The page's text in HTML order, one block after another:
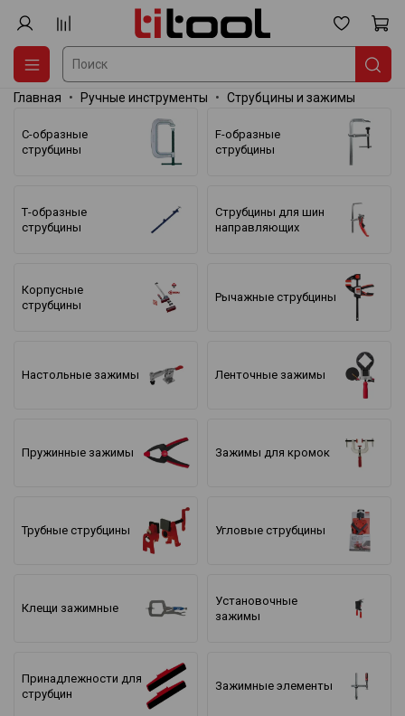
Главная Ручные инструменты Струбцины и зажимы
С-образные
струбцины
F-образные
струбцины
Т-образные
струбцины
Струбцины для шин
направляющих
Корпусные
струбцины
Рычажные струбцины
Настольные зажимы Ленточные зажимы
Пружинные зажимы Зажимы для кромок
Трубные струбцины Угловые струбцины
Клещи зажимные
Установочные
зажимы
Принадлежности для
струбцин
Зажимные элементы